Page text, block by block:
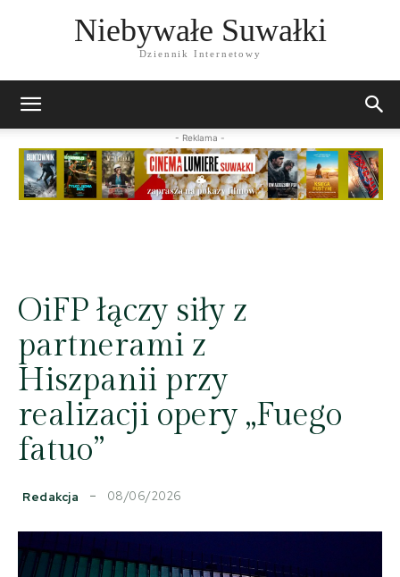
Niebywałe Suwałki
Dziennik Internetowy
- Reklama -
OiFP łączy siły z
partnerami z
Hiszpanii przy
realizacji opery „Fuego
fatuo”
Redakcja 08/06/2026